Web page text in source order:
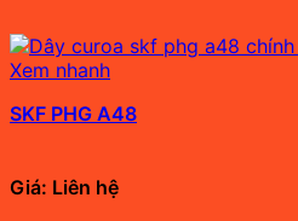
Xem nhanh
SKF PHG A48
Giá: Liên hệ